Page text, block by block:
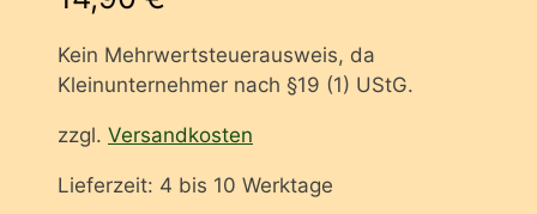
Kein Mehrwertsteuerausweis, da
Kleinunternehmer nach §19 (1) UStG.
zzgl. Versandkosten
Lieferzeit: 4 bis 10 Werktage